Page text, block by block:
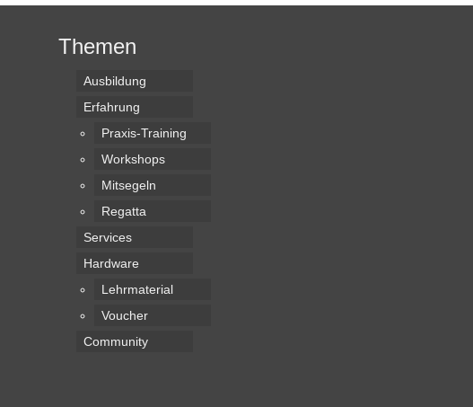
Themen
Ausbildung
Erfahrung
Praxis-Training
Workshops
Mitsegeln
Regatta
Services
Hardware
Lehrmaterial
Voucher
Community